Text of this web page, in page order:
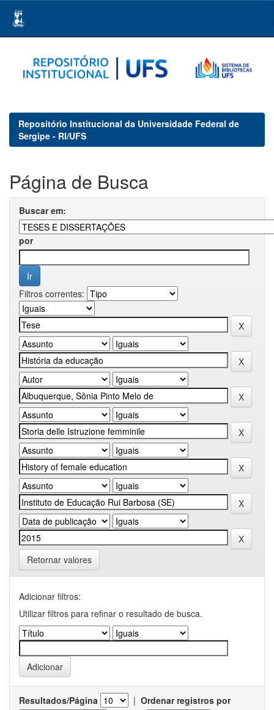
navigation
Repositório Institucional da Universidade Federal de
Sergipe - RI/UFS
Página de Busca
Buscar em:
por
Filtros correntes:
Retornar valores
Adicionar filtros:
Utilizar filtros para refinar o resultado de busca.
Resultados/Página | Ordenar registros por